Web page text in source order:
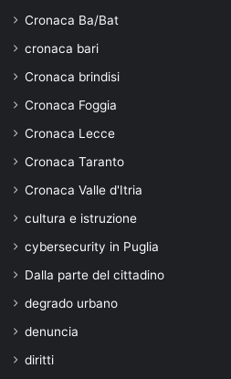
Cronaca Ba/Bat
cronaca bari
Cronaca brindisi
Cronaca Foggia
Cronaca Lecce
Cronaca Taranto
Cronaca Valle d'Itria
cultura e istruzione
cybersecurity in Puglia
Dalla parte del cittadino
degrado urbano
denuncia
diritti